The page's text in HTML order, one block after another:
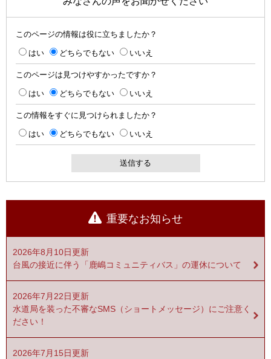
このページの情報は役に立ちましたか？
はい どちらでもない いいえ
このページは見つけやすかったですか？
はい どちらでもない いいえ
この情報をすぐに見つけられましたか？
はい どちらでもない いいえ
重要なお知らせ
2026年8月10日更新
台風の接近に伴う「鹿嶋コミュニティバス」の運休について
2026年7月22日更新
水道局を装った不審なSMS（ショートメッセージ）にご注意く
ださい！
2026年7月15日更新